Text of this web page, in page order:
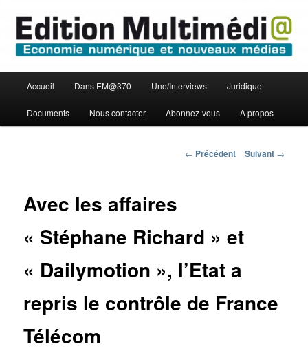
contenu
principalEdition Multimédi@
principal
Accueil Dans EM@370 Une/Interviews Juridique
Documents Nous contacter Abonnez-vous A propos
Navigation
← Précédent Suivant →
Avec les affaires
« Stéphane Richard » et
« Dailymotion », l’Etat a
repris le contrôle de France
Télécom